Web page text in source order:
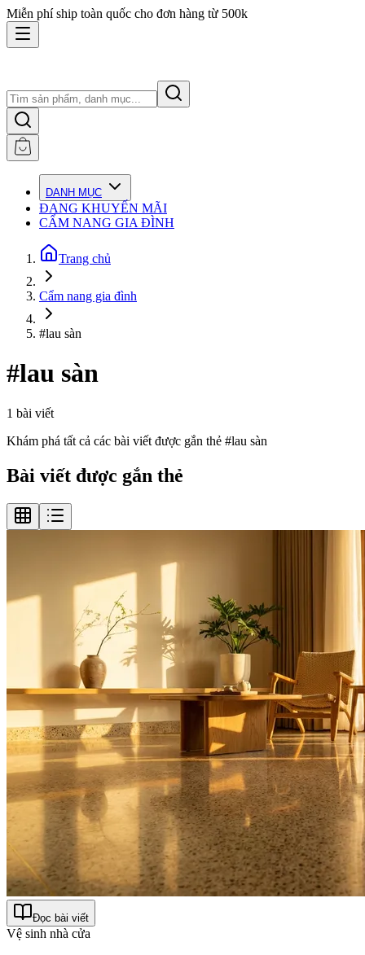
Miễn phí ship toàn quốc cho đơn hàng từ 500k
DANH MỤC
ĐANG KHUYẾN MÃI
CẨM NANG GIA ĐÌNH
Trang chủ
Cẩm nang gia đình
#lau sàn
#lau sàn
1 bài viết
Khám phá tất cả các bài viết được gắn thẻ #lau sàn
Bài viết được gắn thẻ
Đọc bài viết
Vệ sinh nhà cửa